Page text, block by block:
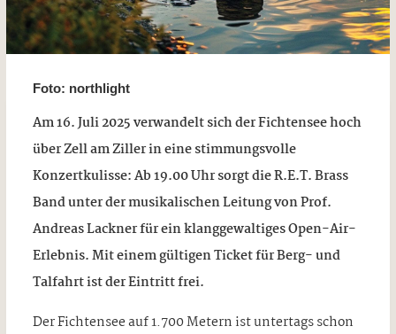
Foto: northlight
Am 16. Juli 2025 verwandelt sich der Fichtensee hoch
über Zell am Ziller in eine stimmungsvolle
Konzertkulisse: Ab 19.00 Uhr sorgt die R.E.T. Brass
Band unter der musikalischen Leitung von Prof.
Andreas Lackner für ein klanggewaltiges Open-Air-
Erlebnis. Mit einem gültigen Ticket für Berg- und
Talfahrt ist der Eintritt frei.
Der Fichtensee auf 1.700 Metern ist untertags schon